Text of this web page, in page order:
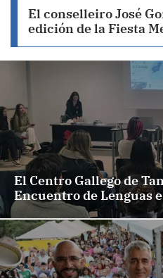
El conselleiro José
edición de la Fiesta
El Centro Gallego de
Encuentro de Lenguas